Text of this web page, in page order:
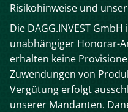
Risikohinweise und
Die DAGG.INVEST
unabhängiger Honorar-
erhalten keine
Zuwendungen von
Vergütung erfolgt
unserer Mandanten.